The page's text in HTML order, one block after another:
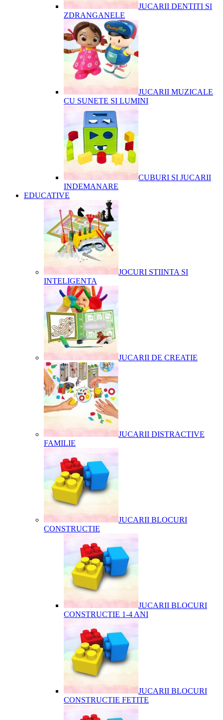
JUCARII DENTITI SI
ZDRANGANELE
JUCARII MUZICALE
CU SUNETE SI LUMINI
CUBURI SI JUCARII
INDEMANARE
EDUCATIVE
JOCURI STIINTA SI
INTELIGENTA
JUCARII DE CREATIE
JUCARII DISTRACTIVE
FAMILIE
JUCARII BLOCURI
CONSTRUCTIE
JUCARII BLOCURI
CONSTRUCTIE 1-4 ANI
JUCARII BLOCURI
CONSTRUCTIE FETITE